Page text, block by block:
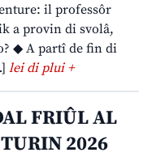
il professôr
a provin di svolâ,
◆ A partî de fin di
lei di plui +
FRIÛL AL
2026